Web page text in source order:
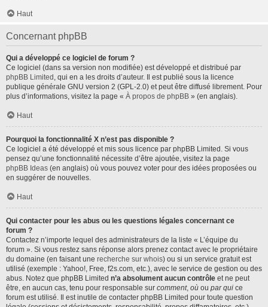
Haut
Concernant phpBB
Qui a développé ce logiciel de forum ?
Ce logiciel (dans sa version non modifiée) est développé et distribué par
phpBB Limited , qui en a les droits d’auteur. Il est publié sous la licence
publique générale GNU version 2 (GPL-2.0) et peut être diffusé librement. Pour
plus d’informations, visitez la page « À propos de phpBB » (en anglais).
Haut
Pourquoi la fonctionnalité X n’est pas disponible ?
Ce logiciel a été développé et mis sous licence par phpBB Limited. Si vous
pensez qu’une fonctionnalité nécessite d’être ajoutée, visitez la page
phpBB Ideas (en anglais) où vous pouvez voter pour des idées proposées ou
en suggérer de nouvelles.
Haut
Qui contacter pour les abus ou les questions légales concernant ce
forum ?
Contactez n’importe lequel des administrateurs de la liste « L’équipe du
forum ». Si vous restez sans réponse alors prenez contact avec le propriétaire
du domaine (en faisant une recherche sur whois) ou si un service gratuit est
utilisé (exemple : Yahoo!, Free, f2s.com, etc.), avec le service de gestion ou des
abus. Notez que phpBB Limited n’a absolument aucun contrôle et ne peut
être, en aucun cas, tenu pour responsable sur comment, où ou par qui ce
forum est utilisé. Il est inutile de contacter phpBB Limited pour toute question